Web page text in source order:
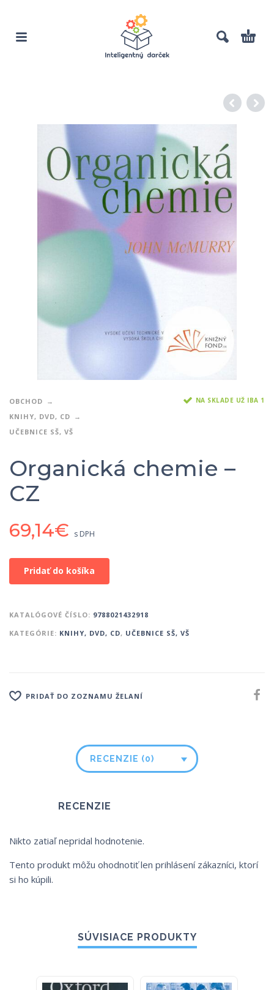
OBCHOD
KNIHY, DVD, CD
UČEBNICE SŠ, VŠ
NA SKLADE UŽ IBA 1
Organická chemie –
CZ
69,14€ s DPH
Pridať do košíka
KATALÓGOVÉ ČÍSLO: 9788021432918
KATEGÓRIE: KNIHY, DVD, CD, UČEBNICE SŠ, VŠ
PRIDAŤ DO ZOZNAMU ŽELANÍ
RECENZIE (0)
RECENZIE
Nikto zatiaľ nepridal hodnotenie.
Tento produkt môžu ohodnotiť len prihlásení zákazníci, ktorí
si ho kúpili.
SÚVISIACE PRODUKTY